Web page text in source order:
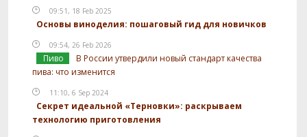
09:51, 18 Feb 2025
Основы виноделия: пошаговый гид для новичков
09:54, 26 Feb 2026
Пиво
В России утвердили новый стандарт качества
пива: что изменится
11:10, 6 Sep 2024
Секрет идеальной «Терновки»: раскрываем
технологию приготовления